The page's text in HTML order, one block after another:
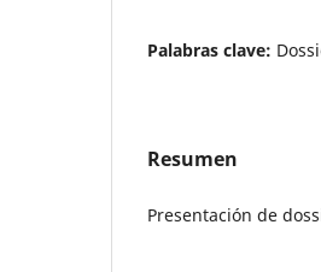
Palabras clave:
Resumen
Presentación de